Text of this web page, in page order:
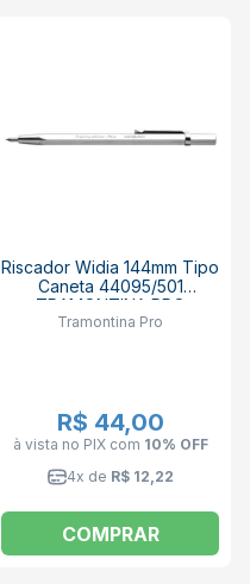
Riscador Widia 144mm Tipo
Caneta 44095/501
TRAMONTINA PRO
Tramontina Pro
R$ 44,00
à vista no PIX com 10% OFF
4x de R$ 12,22
COMPRAR